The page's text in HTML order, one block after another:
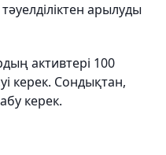
арылуды
активтері 100
керек. Сондықтан,
керек.